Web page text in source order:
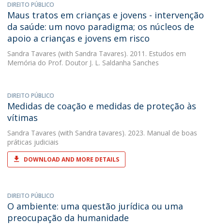
DIREITO PÚBLICO
Maus tratos em crianças e jovens - intervenção
da saúde: um novo paradigma; os núcleos de
apoio a crianças e jovens em risco
Sandra Tavares (with Sandra Tavares). 2011. Estudos em
Memória do Prof. Doutor J. L. Saldanha Sanches
DIREITO PÚBLICO
Medidas de coação e medidas de proteção às
vítimas
Sandra Tavares (with Sandra tavares). 2023. Manual de boas
práticas judiciais
DOWNLOAD AND MORE DETAILS
DIREITO PÚBLICO
O ambiente: uma questão jurídica ou uma
preocupação da humanidade